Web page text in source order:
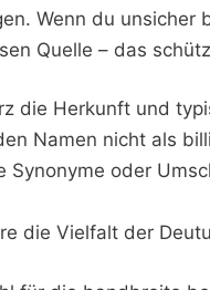
Wenn du ⁤unsicher
⁣Quelle⁢ – das
‌die Herkunft und
‍Namen ⁤nicht ​als
Synonyme oder
‍die Vielfalt der​